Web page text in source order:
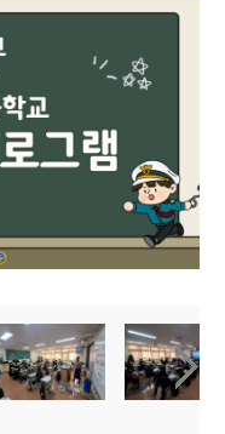
학생회
동아리